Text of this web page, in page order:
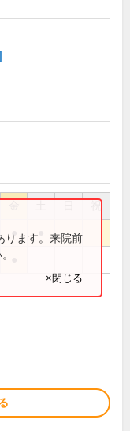
祝
●
ります。来院前
×閉じる